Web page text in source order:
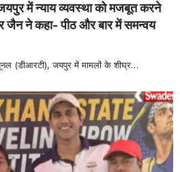
में न्याय व्यवस्था को मजबूत करने
जैन ने कहा- पीठ और बार में समन्वय
(डीआरटी), जयपुर में मामलों के शीघ्र…